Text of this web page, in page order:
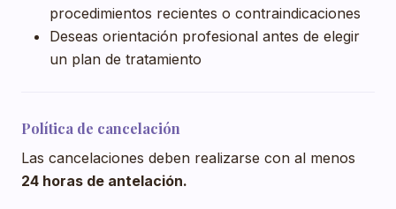
procedimientos recientes o contraindicaciones
Deseas orientación profesional antes de elegir
un plan de tratamiento
Política de cancelación
Las cancelaciones deben realizarse con al menos
24 horas de antelación.